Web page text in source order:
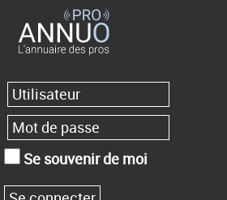
Se souvenir de moi